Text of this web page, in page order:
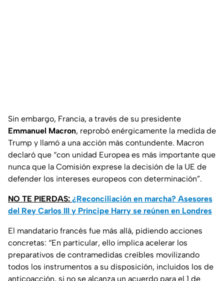
Sin embargo, Francia, a través de su presidente
Emmanuel Macron, reprobó enérgicamente la medida de
Trump y llamó a una acción más contundente. Macron
declaró que “con unidad Europea es más importante que
nunca que la Comisión exprese la decisión de la UE de
defender los intereses europeos con determinación”.
NO TE PIERDAS: ¿Reconciliación en marcha? Asesores
del Rey Carlos III y Príncipe Harry se reúnen en Londres
El mandatario francés fue más allá, pidiendo acciones
concretas: “En particular, ello implica acelerar los
preparativos de contramedidas creíbles movilizando
todos los instrumentos a su disposición, incluidos los de
anticoacción, si no se alcanza un acuerdo para el 1 de